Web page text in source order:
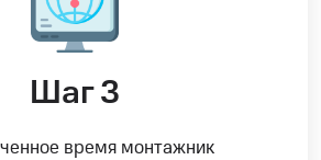
Шаг 3
время монтажник